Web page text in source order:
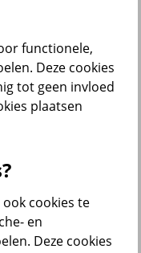
functionele,
Deze cookies
tot geen invloed
plaatsen
cookies te
en
Deze cookies